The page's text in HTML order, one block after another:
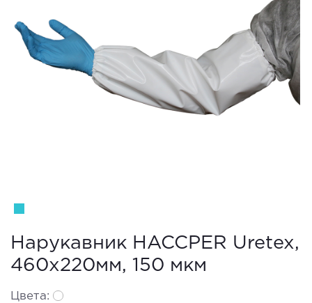
Нарукавник HACCPER Uretex,
460х220мм, 150 мкм
Цвета: